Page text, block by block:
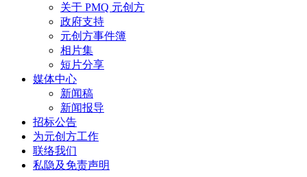
关于 PMQ 元创方
政府支持
元创方事件簿
相片集
短片分享
媒体中心
新闻稿
新闻报导
招标公告
为元创方工作
联络我们
私隐及免责声明